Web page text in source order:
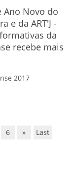
Ano Novo do
e da ART'J -
da
recebe mais
6 » Last